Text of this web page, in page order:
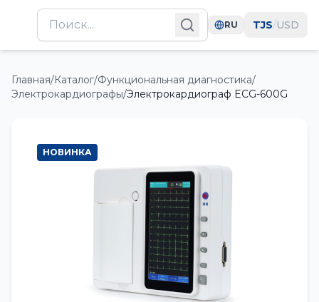
RU TJS/USD
Главная/Каталог/Функциональная диагностика/
Электрокардиографы/Электрокардиограф ECG-600G
НОВИНКА